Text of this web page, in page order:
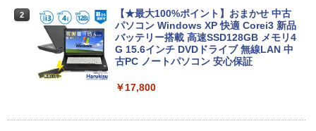
2
【★最大100%ポイント】おまかせ 中古
パソコン Windows XP 快適 Corei3 新品
バッテリー搭載 高速SSD128GB メモリ4
G 15.6インチ DVDドライブ 無線LAN 中
古PC ノートパソコン 安心保証
￥17,800